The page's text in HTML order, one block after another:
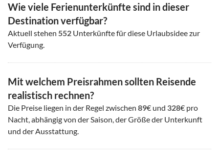
Wie viele Ferienunterkünfte sind in dieser
Destination verfügbar?
Aktuell stehen 552 Unterkünfte für diese Urlaubsidee zur
Verfügung.
Mit welchem Preisrahmen sollten Reisende
realistisch rechnen?
Die Preise liegen in der Regel zwischen 89€ und 328€ pro
Nacht, abhängig von der Saison, der Größe der Unterkunft
und der Ausstattung.